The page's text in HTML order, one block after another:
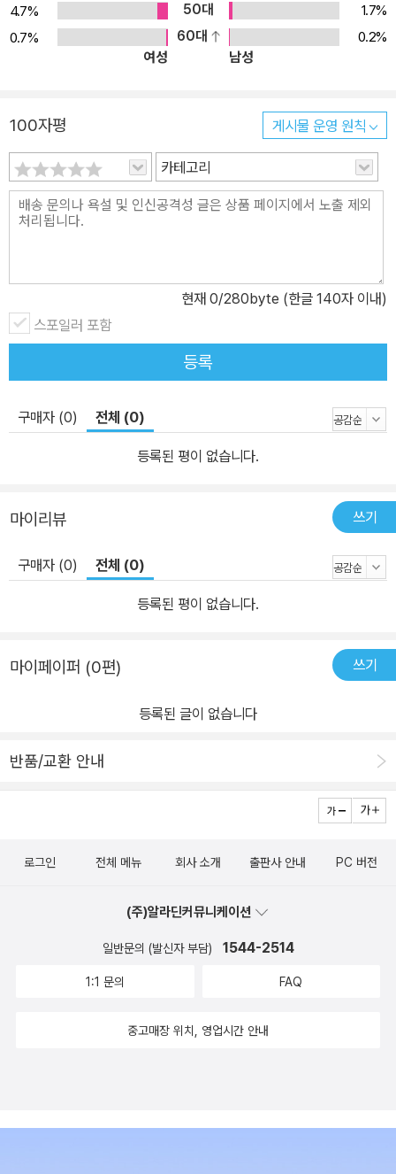
실 수 있습니다. ▸ 실력 보강 자료집 - 따라 쓰는 문제부터 차근차근
연습하면서 서술형 대비를 할 수 있습니다. - 단원평가 문제를 한 번
4.7%
50대
1.7%
0.7%
60대
0.2%
여성
남성
100자평 게시물 운영 원칙
카테고리
현재 0/280byte (한글 140자 이내)
스포일러 포함
등록
구매자 (0) 전체 (0)
등록된 평이 없습니다.
마이리뷰 쓰기
구매자 (0) 전체 (0)
등록된 평이 없습니다.
마이페이퍼 (0편) 쓰기
등록된 글이 없습니다
반품/교환 안내
로그인 전체 메뉴 회사 소개 출판사 안내 PC 버전
(주)알라딘커뮤니케이션
일반문의 (발신자 부담) 1544-2514
1:1 문의 FAQ
중고매장 위치, 영업시간 안내